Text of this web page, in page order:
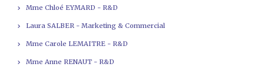
Mme Chloé EYMARD - R&D
Laura SALBER - Marketing & Commercial
Mme Carole LEMAITRE - R&D
Mme Anne RENAUT - R&D